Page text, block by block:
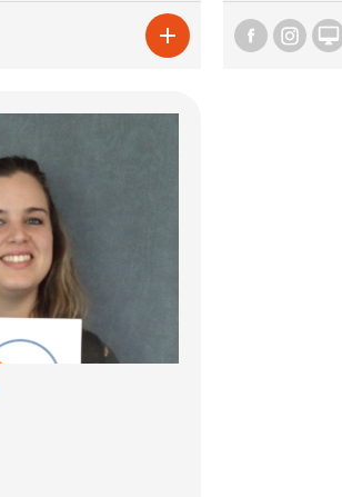
 